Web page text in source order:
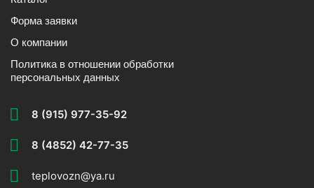
Форма заявки
О компании
Политика в отношении обработки
персональных данных
8 (915) 977-35-92
8 (4852) 42-77-35
teplovozn@ya.ru